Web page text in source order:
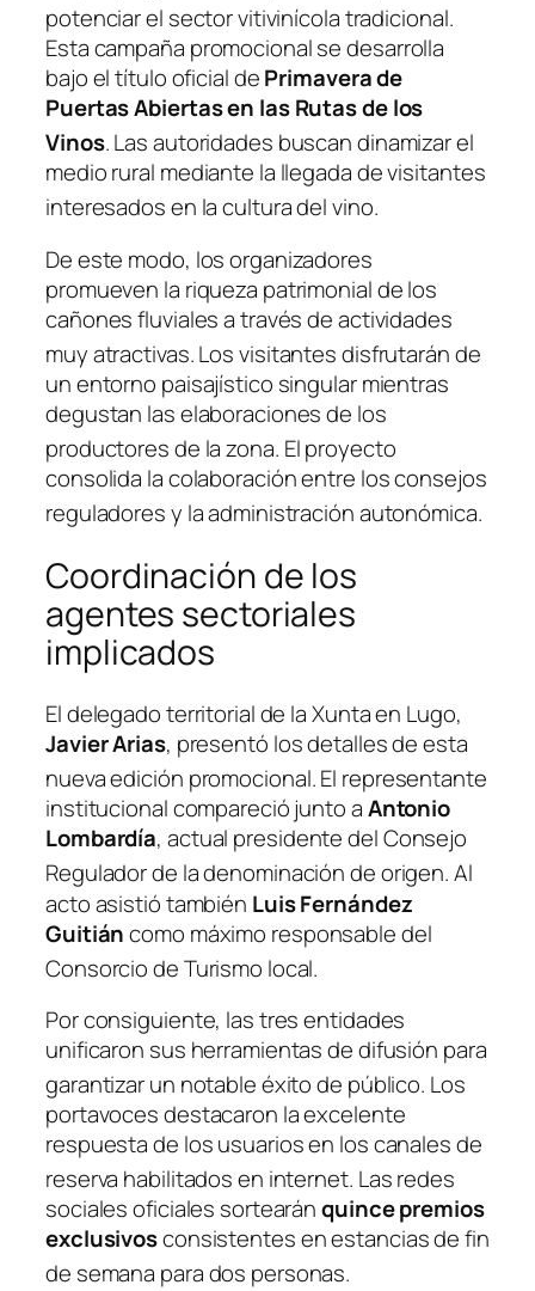
potenciar el sector vitivinícola tradicional.
Esta campaña promocional se desarrolla
bajo el título oficial dePrimavera de
Puertas Abiertas en las Rutas de los
Vinos. Las autoridades buscan dinamizar el
medio rural mediante la llegada de visitantes
interesados en la cultura del vino.
De este modo, los organizadores
promueven la riqueza patrimonial de los
cañones fluviales a través de actividades
muy atractivas. Los visitantes disfrutarán de
un entorno paisajístico singular mientras
degustan las elaboraciones de los
productores de la zona. El proyecto
consolida la colaboración entre los consejos
reguladores y la administración autonómica.
Coordinación de los
agentes sectoriales
implicados
El delegado territorial de la Xunta en Lugo,
Javier Arias, presentó los detalles de esta
nueva edición promocional. El representante
institucional compareció junto aAntonio
Lombardía, actual presidente del Consejo
Regulador de la denominación de origen. Al
acto asistió también Luis Fernández
Guitiáncomo máximo responsable del
Consorcio de Turismo local.
Por consiguiente, las tres entidades
unificaron sus herramientas de difusión para
garantizar un notable éxito de público. Los
portavoces destacaron la excelente
respuesta de los usuarios en los canales de
reserva habilitados en internet. Las redes
sociales oficiales sortearánquince premios
exclusivosconsistentes en estancias de fin
de semana para dos personas.